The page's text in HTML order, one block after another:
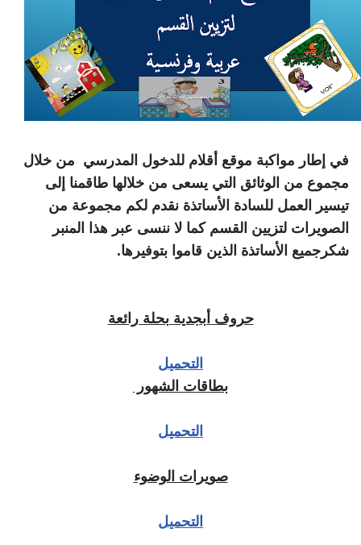
في إطار مواكبة موقع أقلام للدخول المدرسي من خلال
مجموع من الوثائق التي يسعى من خلالها طاقمنا إلى
تيسير العمل للسادة الأساتذة نقدم لكم مجموعة من
الصويرات لتزيين القسم كما لا ننسى عبر هذا المنبر
شكرجميع الأساتذة الذين قاموا بتوفيرها.
حروف أبجدية بحلة رائعة
التحميل
بطاقات الشهور
التحميل
صويرات الوضوء
التحميل